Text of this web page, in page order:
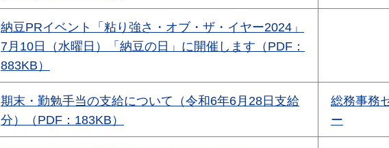
納豆PRイベント「粘り強さ・オブ・ザ・イヤー2024」
7月10日（水曜日）「納豆の日」に開催します（PDF：
883KB）
期末・勤勉手当の支給について（令和6年6月28日支給
分）（PDF：183KB）
総務事務
ー